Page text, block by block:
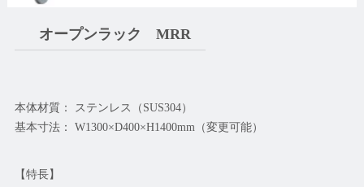
オープンラック MRR
本体材質： ステンレス（SUS304）
基本寸法： W1300×D400×H1400mm（変更可能）
【特長】